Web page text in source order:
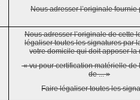
Nous adresser l’originale fournie
Nous adresser l’originale de cette
légaliser toutes les signatures par
votre domicile qui doit apposer la
« vu pour certification matérielle de
de ... »
Faire légaliser toutes les